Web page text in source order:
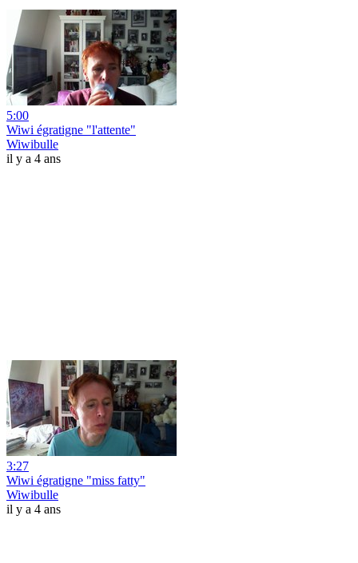
5:00
Wiwi égratigne "l'attente"
Wiwibulle
il y a 4 ans
3:27
Wiwi égratigne "miss fatty"
Wiwibulle
il y a 4 ans